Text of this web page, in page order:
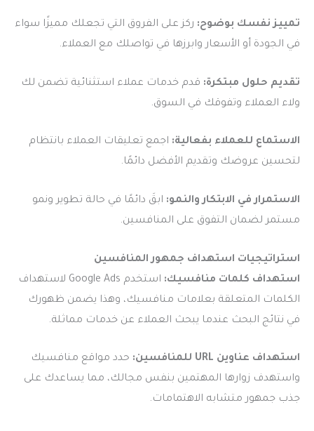
تمييز نفسك بوضوح: ركز على الفروق التي تجعلك مميزًا سواء
في الجودة أو الأسعار وابرزها في تواصلك مع العملاء.
تقديم حلول مبتكرة: قدم خدمات عملاء استثنائية تضمن لك
ولاء العملاء وتفوقك في السوق.
الاستماع للعملاء بفعالية: اجمع تعليقات العملاء بانتظام
لتحسين عروضك وتقديم الأفضل دائمًا.
الاستمرار في الابتكار والنمو: ابقَ دائمًا في حالة تطوير ونمو
مستمر لضمان التفوق على المنافسين.
استراتيجيات استهداف جمهور المنافسين
استهداف كلمات منافسيك:
استخدم Google Ads لاستهداف
الكلمات المتعلقة بعلامات منافسيك، وهذا يضمن ظهورك
في نتائج البحث عندما يبحث العملاء عن خدمات مماثلة.
استهداف عناوين URL للمنافسين:
حدد مواقع منافسيك
واستهدف زوارها المهتمين بنفس مجالك، مما يساعدك على
جذب جمهور متشابه الاهتمامات.